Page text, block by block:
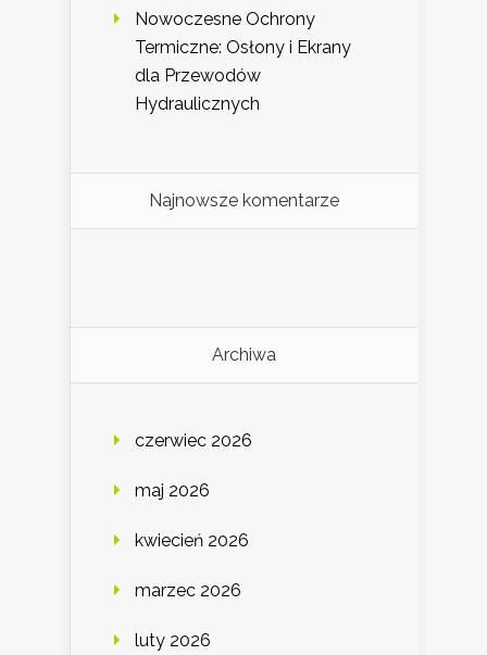
Nowoczesne Ochrony
Termiczne: Osłony i Ekrany
dla Przewodów
Hydraulicznych
Najnowsze komentarze
Archiwa
czerwiec 2026
maj 2026
kwiecień 2026
marzec 2026
luty 2026